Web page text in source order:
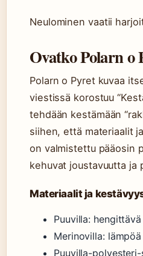
Neulominen vaatii
Ovatko Polarn o
Polarn o Pyret kuvaa
viestissä korostuu
tehdään kestämään
siihen, että materiaalit
on valmistettu pääosin
kehuvat joustavuutta ja
Materiaalit ja
Puuvilla:
Merinovilla:
Puuvilla-